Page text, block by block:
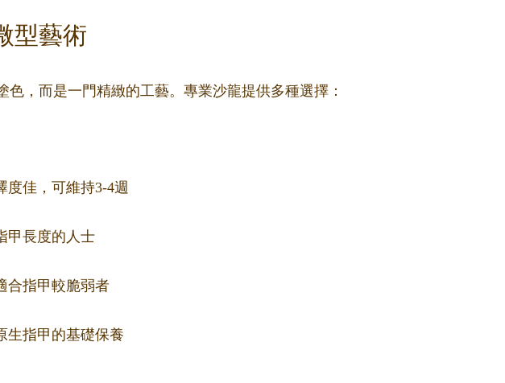
型藝術
色，而是一門精緻的工藝。專業沙龍提供多種選擇：
度佳，可維持3-4週
甲長度的人士
合指甲較脆弱者
生指甲的基礎保養